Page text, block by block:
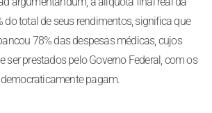
do total de seus rendimentos, significa que
78% das despesas médicas, cujos
ser prestados pelo Governo Federal, com os
pagam.